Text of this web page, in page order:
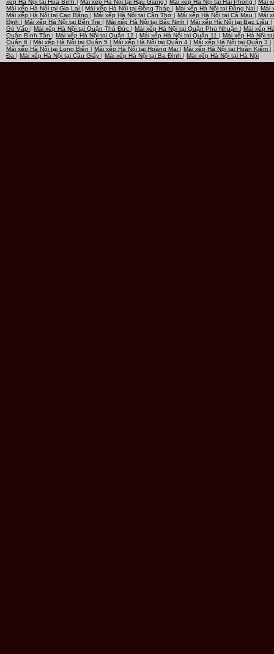
xếp Hà Nội tại Hòa Bình Mái xếp Hà Nội tại Hậu Giang Mái xếp Hà Nội tại Hải Phòng
Mái
Mái xếp Hà Nội tại Gia Lai | Mái xếp Hà Nội tại Đồng Tháp | Mái xếp Hà Nội tại Đồng Nai | Mái
Mái xếp Hà Nội tại Cao Bằng | Mái xếp Hà Nội tại Cần Thơ | Mái xếp Hà Nội tại Cà Mau | Mái
Định | Mái xếp Hà Nội tại Bến Tre | Mái xếp Hà Nội tại Bắc Ninh | Mái xếp Hà Nội tại Bạc Liêu |
Gò Vấp | Mái xếp Hà Nội tại Quận Thủ Đức | Mái xếp Hà Nội tại Quận Phú Nhuận | Mái xếp
Quận Bình Tân | Mái xếp Hà Nội tại Quận 12 | Mái xếp Hà Nội tại Quận 11 | Mái xếp Hà Nội
Quận 6 | Mái xếp Hà Nội tại Quận 5 | Mái xếp Hà Nội tại Quận 4 | Mái xếp Hà Nội tại Quận 3 |
Mái xếp Hà Nội tại Long Biên | Mái xếp Hà Nội tại Hoàng Mai | Mái xếp Hà Nội tại Hoàn Kiếm |
Đa | Mái xếp Hà Nội tại Cầu Giấy | Mái xếp Hà Nội tại Ba Đình | Mái xếp Hà Nội tại Hà Nội